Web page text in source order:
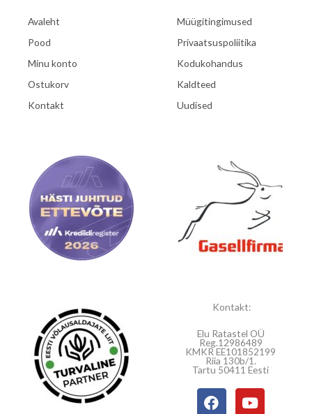
Avaleht
Pood
Minu konto
Ostukorv
Kontakt
Müügitingimused
Privaatsuspoliitika
Kodukohandus
Kaldteed
Uudised
Kontakt:
Elu Ratastel OÜ
Reg.12986489
KMKR EE101852199
Riia 130b/1.
Tartu 50411 Eesti
F
a
Y
o